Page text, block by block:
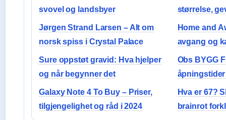
svovel og landsbyer
størrelse,
Jørgen Strand Larsen – Alt om
norsk spiss i Crystal Palace
Home and
avgang og
Sure oppstøt gravid: Hva hjelper
og når begynner det
Obs BYGG
Galaxy Note 4 To Buy – Priser,
tilgjengelighet og råd i 2024
Hva er 67?
brainrot